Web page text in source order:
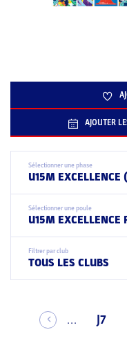
AJOUTER
Sélectionner une phase
U15M EXCELLENCE
Sélectionner une poule
U15M EXCELLENCE
Filtrer par club
TOUS LES CLUBS
... J7